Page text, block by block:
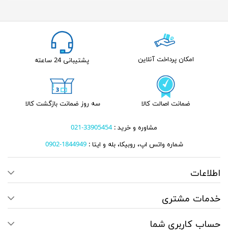
امکان پرداخت آنلاین پشتیبانی 24 ساعته
ضمانت اصالت کالا سه روز ضمانت بازگشت کالا
مشاوره و خرید :33905454-021
شماره واتس اپ، روبیکا، بله و ایتا : 1844949-0902
اطلاعات
خدمات مشتری
حساب کاربری شما